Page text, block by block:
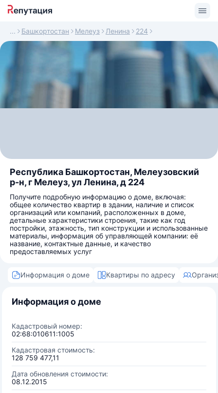
Башкортостан Мелеуз Ленина 224
Республика Башкортостан, Мелеузовский
р-н, г Мелеуз, ул Ленина, д 224
Получите подробную информацию о доме, включая:
общее количество квартир в здании, наличие и список
организаций или компаний, расположенных в доме,
детальные характеристики строения, такие как год
постройки, этажность, тип конструкции и использованные
материалы, информация об управляющей компании: её
название, контактные данные, и качество
предоставляемых услуг
Информация о доме Квартиры по адресу
Информация о доме
Кадастровый номер:
02:68:010611:1005
Кадастровая стоимость:
128 759 477,11
Дата обновления стоимости:
08.12.2015